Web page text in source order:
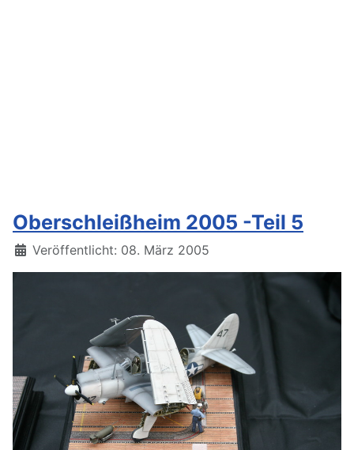
Oberschleißheim 2005 -Teil 5
Details
Veröffentlicht: 08. März 2005